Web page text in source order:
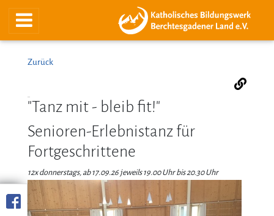
Zurück
"Tanz mit - bleib fit!"
Senioren-Erlebnistanz für
Fortgeschrittene
12x donnerstags, ab 17.09.26 jeweils 19.00 Uhr bis 20.30 Uhr